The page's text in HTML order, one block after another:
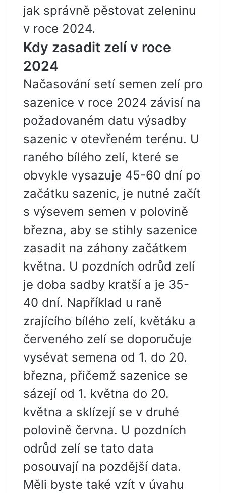
jak správně pěstovat zeleninu
v roce 2024.
Kdy zasadit zelí v roce
2024
Načasování setí semen zelí pro
sazenice v roce 2024 závisí na
požadovaném datu výsadby
sazenic v otevřeném terénu. U
raného bílého zelí, které se
obvykle vysazuje 45-60 dní po
začátku sazenic, je nutné začít
s výsevem semen v polovině
března, aby se stihly sazenice
zasadit na záhony začátkem
května. U pozdních odrůd zelí
je doba sadby kratší a je 35-
40 dní. Například u raně
zrajícího bílého zelí, květáku a
červeného zelí se doporučuje
vysévat semena od 1. do 20.
března, přičemž sazenice se
sázejí od 1. května do 20.
května a sklízejí se v druhé
polovině června. U pozdních
odrůd zelí se tato data
posouvají na pozdější data.
Měli byste také vzít v úvahu